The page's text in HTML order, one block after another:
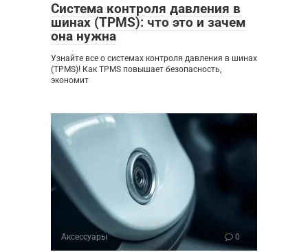
Система контроля давления в
шинах (TPMS): что это и зачем
она нужна
Узнайте все о системах контроля давления в шинах
(TPMS)! Как TPMS повышает безопасность,
экономит
Аксессуары 0